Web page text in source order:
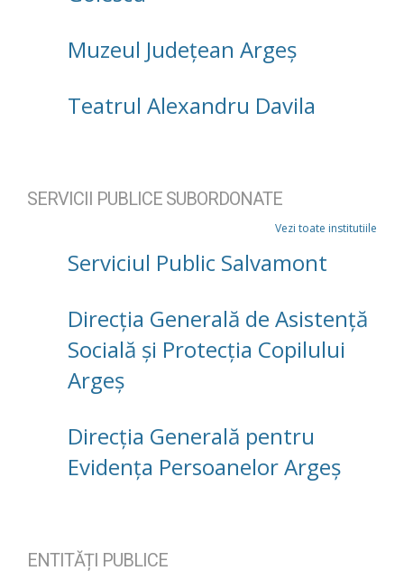
Muzeul Județean Argeș
Teatrul Alexandru Davila
SERVICII PUBLICE SUBORDONATE
Vezi toate institutiile
Serviciul Public Salvamont
Direcţia Generală de Asistenţă
Socială şi Protecţia Copilului
Argeş
Direcția Generală pentru
Evidența Persoanelor Argeș
ENTITĂȚI PUBLICE